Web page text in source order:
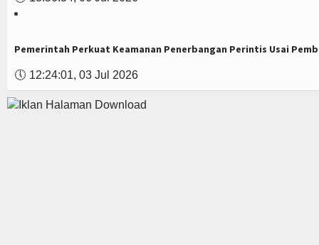
Pemerintah Perkuat Keamanan Penerbangan Perintis Usai
🕔 12:24:01, 03 Jul 2026